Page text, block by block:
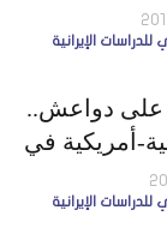
للدراسات الإيرانية
على دواعش..
أمريكية في
للدراسات الإيرانية